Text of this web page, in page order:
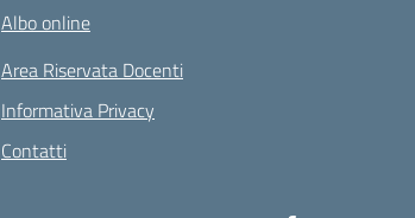
Albo online
Area Riservata Docenti
Informativa Privacy
Contatti